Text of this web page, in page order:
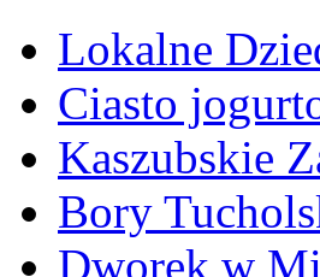
Lokalne
Ciasto
Kaszubskie
Bory
Dworek w